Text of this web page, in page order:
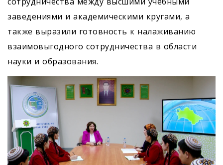
заведениями и академическими кругами, а
также выразили готовность к налаживанию
взаимовыгодного сотрудничества в области
науки и образования.